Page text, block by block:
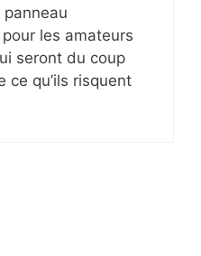
pour les amateurs
seront du coup
ce qu’ils risquent